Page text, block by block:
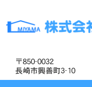
テ
ス
テ
ス